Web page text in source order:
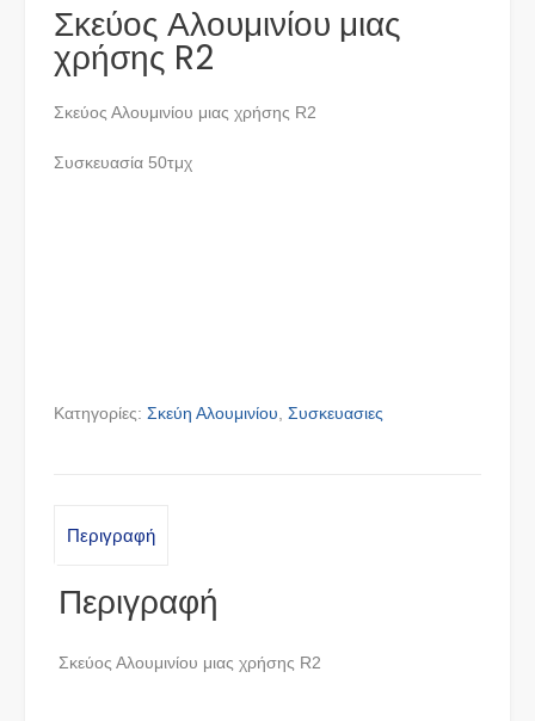
Σκεύος Αλουμινίου μιας
χρήσης R2
Σκεύος Αλουμινίου μιας χρήσης R2
Συσκευασία 50τμχ
Κατηγορίες: Σκεύη Αλουμινίου, Συσκευασιες
Περιγραφή
Περιγραφή
Σκεύος Αλουμινίου μιας χρήσης R2